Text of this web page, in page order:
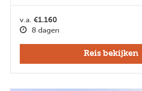
v.a. €1.160
8 dagen
Reis bekijken